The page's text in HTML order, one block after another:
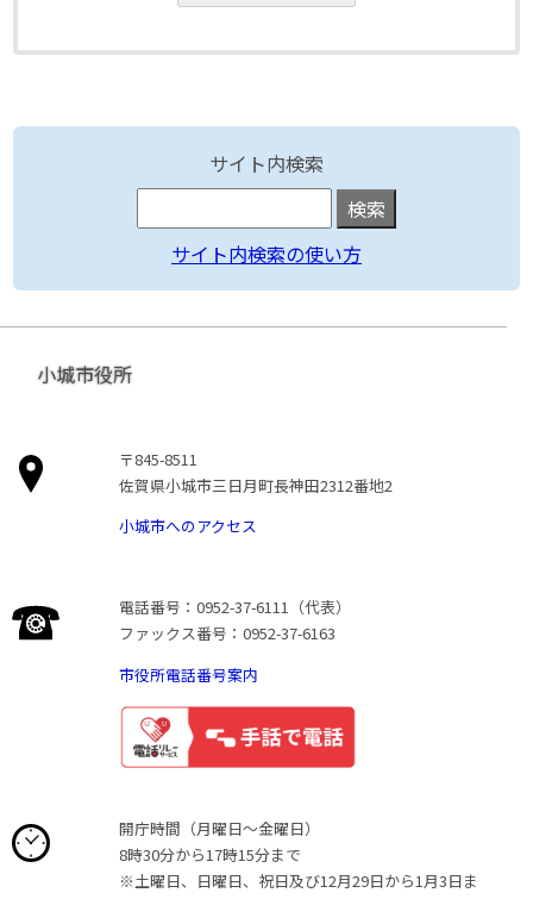
サイト内検索
サイト内検索の使い方
小城市役所
〒845-8511
佐賀県小城市三日月町長神田2312番地2
小城市へのアクセス
電話番号：0952-37-6111（代表）
ファックス番号：0952-37-6163
市役所電話番号案内
開庁時間（月曜日〜金曜日）
8時30分から17時15分まで
※土曜日、日曜日、祝日及び12月29日から1月3日ま